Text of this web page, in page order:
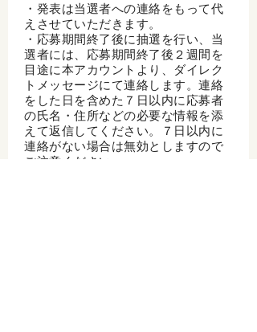
・発表は当選者への連絡をもって代
えさせていただきます。
・応募期間終了後に抽選を行い、当
選者には、応募期間終了後２週間を
目途に本アカウントより、ダイレク
トメッセージにて連絡します。連絡
をした日を含めた７日以内に応募者
の氏名・住所などの必要な情報を添
えて返信してください。７日以内に
連絡がない場合は無効としますので
ご注意ください。